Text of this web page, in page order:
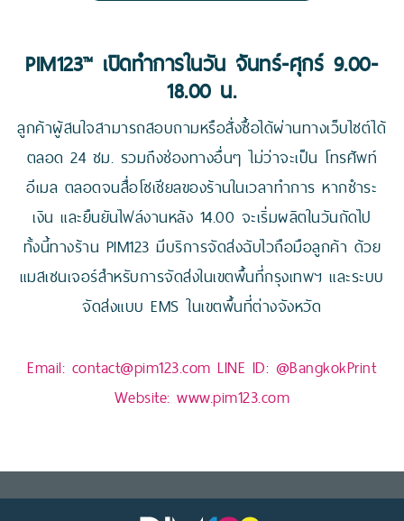
PIM123™ เปิดทำการในวัน จันทร์-ศุกร์ 9.00-
18.00 น.
ลูกค้าผู้สนใจสามารถสอบถามหรือสั่งซื้อได้ผ่านทางเว็บไซต์ได้
ตลอด 24 ชม. รวมถึงช่องทางอื่นๆ ไม่ว่าจะเป็น โทรศัพท์
อีเมล ตลอดจนสื่อโซเชียลของร้านในเวลาทำการ หากชำระ
เงิน และยืนยันไฟล์งานหลัง 14.00 จะเริ่มผลิตในวันถัดไป
ทั้งนี้ทางร้าน PIM123 มีบริการจัดส่งฉับไวถือมือลูกค้า ด้วย
แมสเซนเจอร์สำหรับการจัดส่งในเขตพื้นที่กรุงเทพฯ และระบบ
จัดส่งแบบ EMS ในเขตพื้นที่ต่างจังหวัด
Email: contact@pim123.com LINE ID: @BangkokPrint
Website:www.pim123.com